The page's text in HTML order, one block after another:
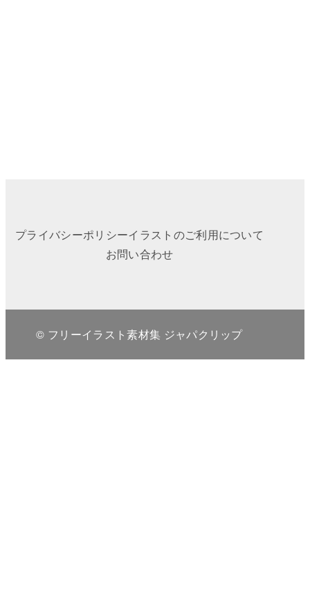
プライバシーポリシーイラストのご利用について
お問い合わせ
© フリーイラスト素材集 ジャパクリップ